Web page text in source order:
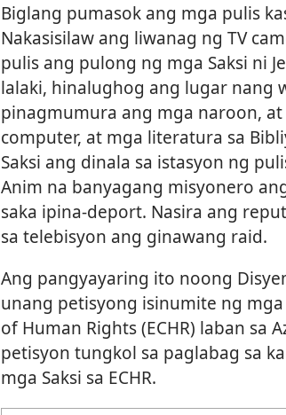
Biglang pumasok ang mga pulis
Nakasisilaw ang liwanag ng TV
pulis ang pulong ng mga Saksi ni
lalaki, hinalughog ang lugar nang
pinagmumura ang mga naroon,
computer, at mga literatura sa
Saksi ang dinala sa istasyon ng
Anim na banyagang misyonero
saka ipina-deport. Nasira ang
sa telebisyon ang ginawang raid.
Ang pangyayaring ito noong
unang petisyong isinumite ng mga
of Human Rights (ECHR) laban sa
petisyon tungkol sa paglabag sa
mga Saksi sa ECHR.